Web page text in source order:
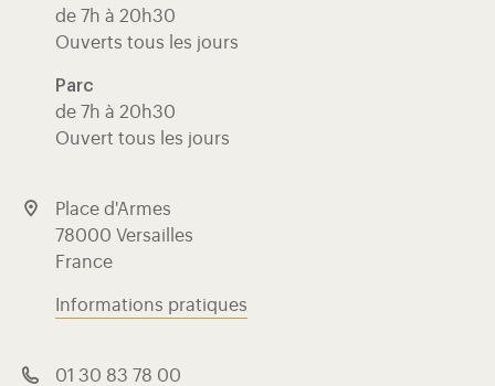
de 7h à 20h30
Ouverts tous les jours
Parc
de 7h à 20h30
Ouvert tous les jours
Place d'Armes
78000 Versailles
France
Informations pratiques
01 30 83 78 00